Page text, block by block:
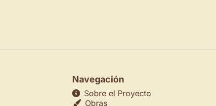
Navegación
Sobre el Proyecto
Obras